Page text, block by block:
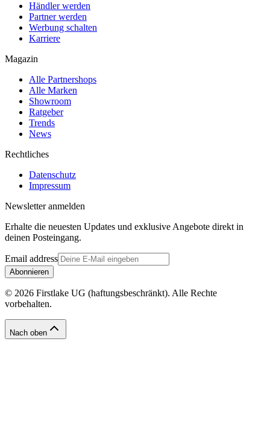
Händler werden
Partner werden
Werbung schalten
Karriere
Magazin
Alle Partnershops
Alle Marken
Showroom
Ratgeber
Trends
News
Rechtliches
Datenschutz
Impressum
Newsletter anmelden
Erhalte die neuesten Updates und exklusive Angebote direkt in
deinen Posteingang.
Email address
Abonnieren
© 2026 Firstlake UG (haftungsbeschränkt). Alle Rechte
vorbehalten.
Nach oben